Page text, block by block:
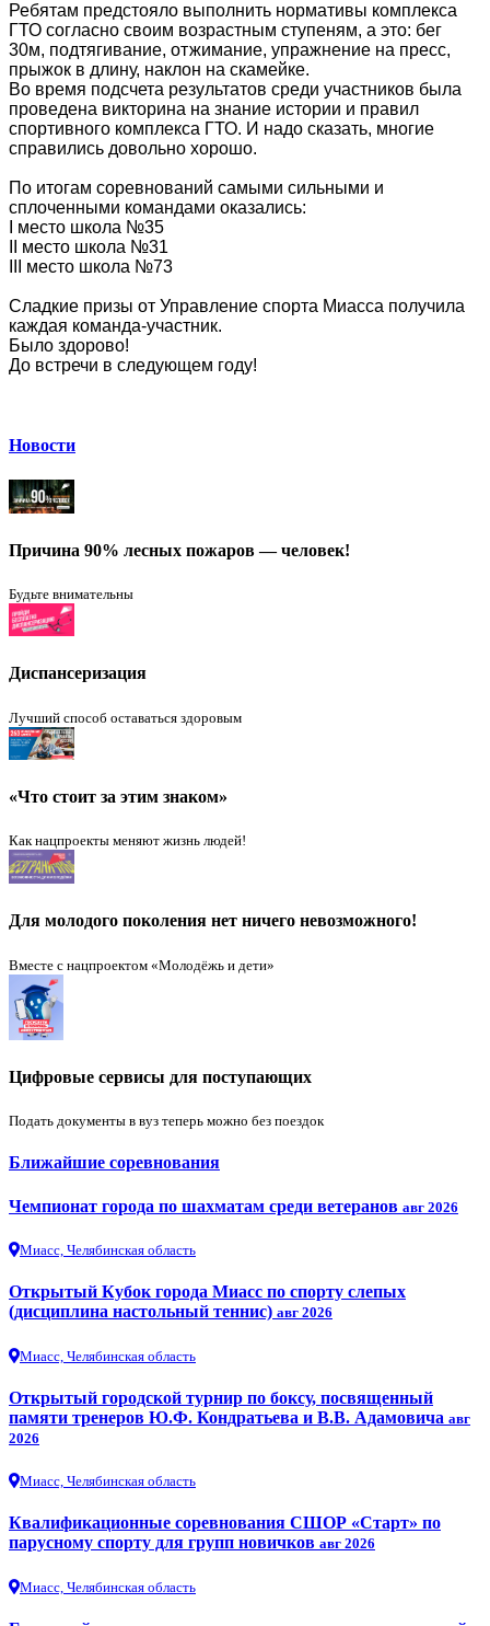
Ребятам предстояло выполнить нормативы комплекса
ГТО согласно своим возрастным ступеням, а это: бег
30м, подтягивание, отжимание, упражнение на пресс,
прыжок в длину, наклон на скамейке.
Во время подсчета результатов среди участников была
проведена викторина на знание истории и правил
спортивного комплекса ГТО. И надо сказать, многие
справились довольно хорошо.
По итогам соревнований самыми сильными и
сплоченными командами оказались:
I место школа №35
II место школа №31
III место школа №73
Сладкие призы от Управление спорта Миасса получила
каждая команда-участник.
Было здорово!
До встречи в следующем году!
Новости
Причина 90% лесных пожаров — человек!
Будьте внимательны
Диспансеризация
Лучший способ оставаться здоровым
«Что стоит за этим знаком»
Как нацпроекты меняют жизнь людей!
Для молодого поколения нет ничего невозможного!
Вместе с нацпроектом «Молодёжь и дети»
Цифровые сервисы для поступающих
Подать документы в вуз теперь можно без поездок
Ближайшие соревнования
Чемпионат города по шахматам среди ветеранов авг 2026
Миасс, Челябинская область
Открытый Кубок города Миасс по спорту слепых
(дисциплина настольный теннис) авг 2026
Миасс, Челябинская область
Открытый городской турнир по боксу, посвященный
памяти тренеров Ю.Ф. Кондратьева и В.В. Адамовича авг
2026
Миасс, Челябинская область
Квалификационные соревнования СШОР «Старт» по
парусному спорту для групп новичков авг 2026
Миасс, Челябинская область